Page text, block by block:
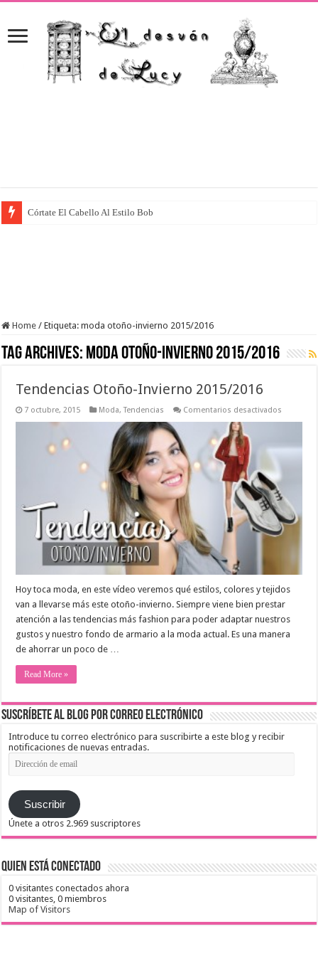
Córtate El Cabello Al Estilo Bob
Home / Etiqueta:moda otoño-invierno 2015/2016
Tag Archives: moda otoño-invierno 2015/2016
Tendencias Otoño-Invierno 2015/2016
7 octubre, 2015 Moda,Tendencias Comentarios desactivados
2015/2016
Hoy toca moda, en este vídeo veremos qué estilos, colores y tejidos
van a llevarse más este otoño-invierno. Siempre viene bien prestar
atención a las tendencias más fashion para poder adaptar nuestros
gustos y nuestro fondo de armario a la moda actual. Es una manera
de ahorrar un poco de …
Read More »
Suscríbete al blog por correo electrónico
Introduce tu correo electrónico para suscribirte a este blog y recibir
notificaciones de nuevas entradas.
Dirección
de
Suscribir
Únete a otros 2.969 suscriptores
Quien está conectado
0 visitantes conectados ahora
0 visitantes, 0 miembros
Map of Visitors